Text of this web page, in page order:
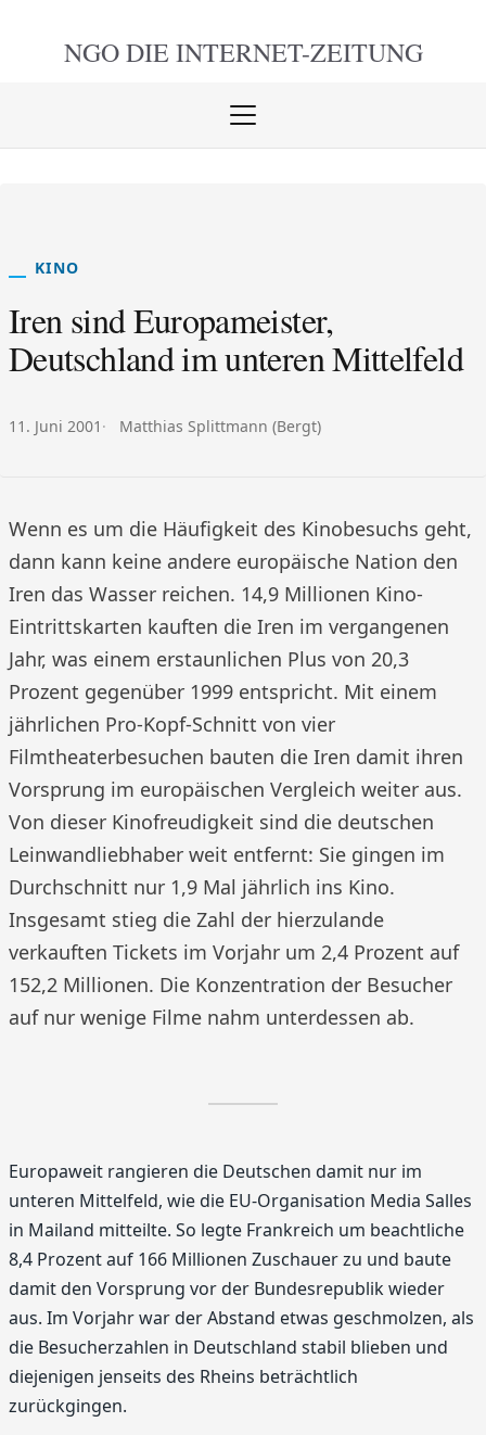
NGO DIE INTERNET-ZEITUNG
Menü
KINO
Iren sind Europameister,
Deutschland im unteren Mittelfeld
Veröffentlicht am:
11. Juni 2001 Autor:
Matthias Splittmann (Bergt)
Wenn es um die Häufigkeit des Kinobesuchs geht,
dann kann keine andere europäische Nation den
Iren das Wasser reichen. 14,9 Millionen Kino-
Eintrittskarten kauften die Iren im vergangenen
Jahr, was einem erstaunlichen Plus von 20,3
Prozent gegenüber 1999 entspricht. Mit einem
jährlichen Pro-Kopf-Schnitt von vier
Filmtheaterbesuchen bauten die Iren damit ihren
Vorsprung im europäischen Vergleich weiter aus.
Von dieser Kinofreudigkeit sind die deutschen
Leinwandliebhaber weit entfernt: Sie gingen im
Durchschnitt nur 1,9 Mal jährlich ins Kino.
Insgesamt stieg die Zahl der hierzulande
verkauften Tickets im Vorjahr um 2,4 Prozent auf
152,2 Millionen. Die Konzentration der Besucher
auf nur wenige Filme nahm unterdessen ab.
Europaweit rangieren die Deutschen damit nur im
unteren Mittelfeld, wie die EU-Organisation Media Salles
in Mailand mitteilte. So legte Frankreich um beachtliche
8,4 Prozent auf 166 Millionen Zuschauer zu und baute
damit den Vorsprung vor der Bundesrepublik wieder
aus. Im Vorjahr war der Abstand etwas geschmolzen, als
die Besucherzahlen in Deutschland stabil blieben und
diejenigen jenseits des Rheins beträchtlich
zurückgingen.